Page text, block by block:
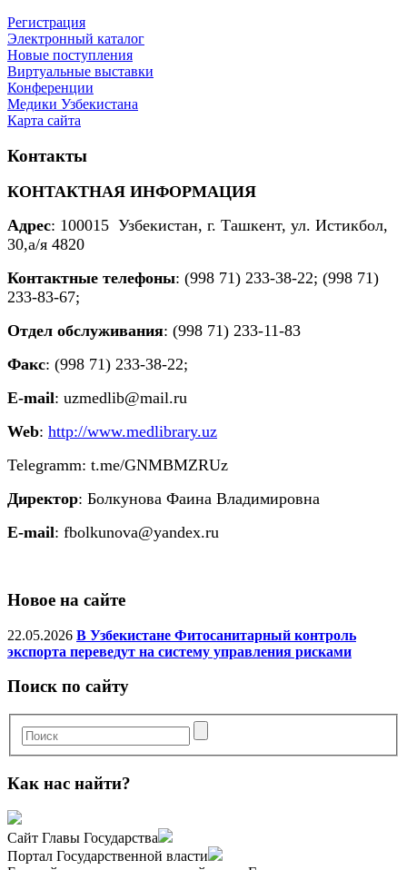
Регистрация
Электронный каталог
Новые поступления
Виртуальные выставки
Конференции
Медики Узбекистана
Карта сайта
Контакты
КОНТАКТНАЯ ИНФОРМАЦИЯ
Адрес: 100015 Узбекистан, г. Ташкент, ул. Истикбол,
30,а/я 4820
Контактные телефоны: (998 71) 233-38-22; (998 71)
233-83-67;
Отдел обслуживания: (998 71) 233-11-83
Факс: (998 71) 233-38-22;
E-mail: uzmedlib@mail.ru
Web: http://www.medlibrary.uz
Telegramm: t.me/GNMBMZRUz
Директор: Болкунова Фаина Владимировна
E-mail: fbolkunova@yandex.ru
Новое на сайте
22.05.2026 В Узбекистане Фитосанитарный контроль
экспорта переведут на систему управления рисками
Поиск по сайту
Как нас найти?
Сайт Главы Государства
Портал Государственной власти